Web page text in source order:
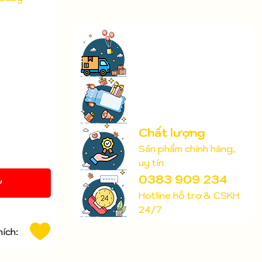
Chất lượng
Sản phẩm chính hãng,
uy tín
0383 909 234
Hotline hỗ trợ & CSKH
24/7